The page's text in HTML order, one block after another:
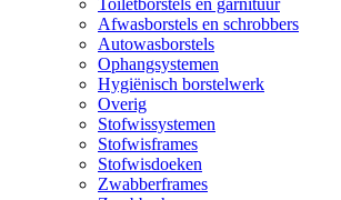
Afwasborstels en schrobbers
Autowasborstels
Ophangsystemen
Hygiënisch borstelwerk
Overig
Stofwissystemen
Stofwisframes
Stofwisdoeken
Zwabberframes